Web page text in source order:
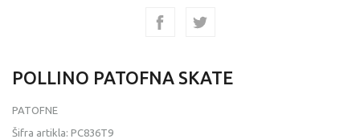
POLLINO PATOFNA SKATE
PATOFNE
Šifra artikla: PC836T9